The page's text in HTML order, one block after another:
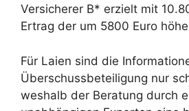
Versicherer B* erzielt mit
Ertrag der um 5800 Euro
Für Laien sind die
Überschussbeteiligung nur
weshalb der Beratung durch